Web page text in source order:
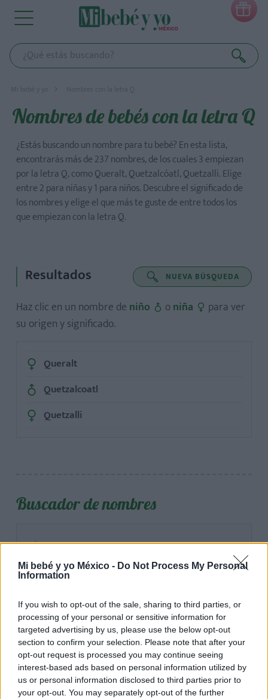
Mi bebé y yo México - Do Not Process My Personal
Information
If you wish to opt-out of the sale, sharing to third parties, or
processing of your personal or sensitive information for
targeted advertising by us, please use the below opt-out
section to confirm your selection. Please note that after your
opt-out request is processed you may continue seeing
interest-based ads based on personal information utilized by
us or personal information disclosed to third parties prior to
your opt-out. You may separately opt-out of the further

Mi bebé y yo Nombres con la letra Q
Nombres de bebés con la letra Q
¿Estás buscando un nombre para tu bebé? En esta lista,
encontrarás más de 237 nombres, de los cuales 3 empiezan
por la letra Q, como Queralt, Quetzalcóatl, Quetzalli. Elige
entre 2 para niñas y 1 para niños. Descubre el significado de
los nombres y elige el que más te guste de entre todos los
que empiezan con la letra Q.
Resultados NUEVA BÚSQUEDA
Haz clic en un nombre de niño oniña
para ver
su origen y significado.
Queralt
Quetzalcoatl
Quetzalli
Buscador de nombres
BÚSQUEDA LIBRE:
BUSCAR POR NOMBRE
LIMPIAR FILTROS
POR SEXO:
Niño Niña